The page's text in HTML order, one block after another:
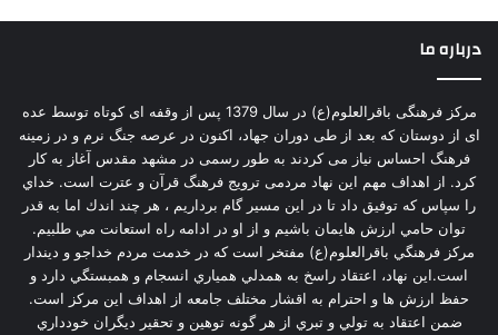
درباره ما
مرکز فرهنگی باقرالعلوم(ع) در سال 1379 پس از وقفه ای کوتاه توسط عده
ای از دوستان که بعد از طی دوران جهاد، اکنون در عرصه جنگ نرم و در زمینه
فرهنگ احساس نیاز می کردند به طور رسمی در مشهد مقدس آغاز به کار
کرد. از اهداف مهم این نهاد مردمی ترویج فرهنگ قرآن و عترت است. خداي
را سپاس كه توفيق داد تا در اين مسير گام برداريم ، هر چند اندك اما به قدر
توان حامي ارزش هايمان باشيم و از او در ادامه راه استعانت مي طلبيم.
مركز فرهنگي باقرالعلوم(ع) مفتخر است كه در خدمت مردم خداجو و ديندار
است.اين نهاد، اعتقاد راسخ به همدلي همياري انسجام و همبستگي دارد و
حفظ ارزش ها و احترام به اقشار مختلف جامعه از اهداف اين مركز است.
ضمن اعتقاد به تولي و تبري از هر گونه توهين و تحقير ديگران خودداري